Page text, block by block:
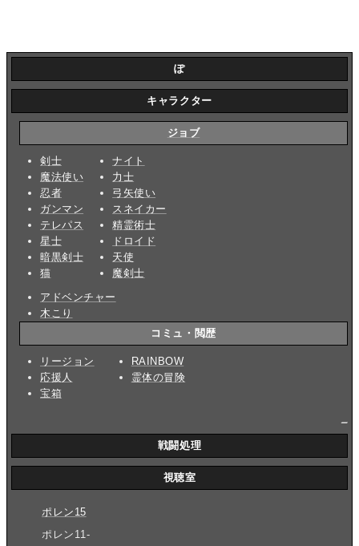
ぽ
キャラクター
ジョブ
剣士
魔法使い
忍者
ガンマン
テレパス
星士
暗黒剣士
猫
ナイト
力士
弓矢使い
スネイカー
精霊術士
ドロイド
天使
魔剣士
アドベンチャー
木こり
コミュ・閲歴
リージョン
応援人
宝箱
RAINBOW
霊体の冒険
戦闘処理
視聴室
ポレン15
ポレン11-